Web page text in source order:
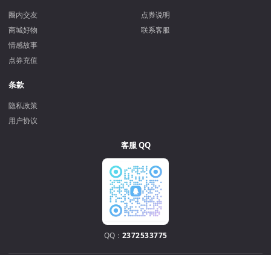
圈内交友
商城好物
情感故事
点券充值
点券说明
联系客服
条款
隐私政策
用户协议
客服 QQ
QQ： 2372533775